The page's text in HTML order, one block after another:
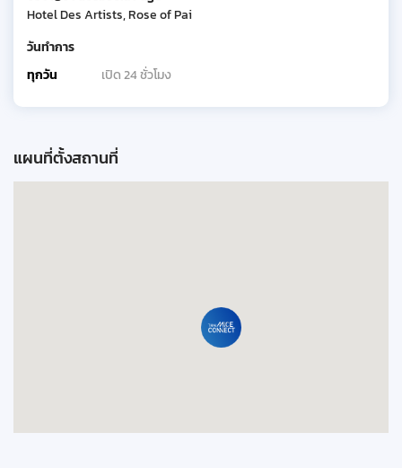
Hotel Des Artists, Rose of Pai
วันทำการ
ทุกวัน
เปิด 24 ชั่วโมง
แผนที่ตั้งสถานที่